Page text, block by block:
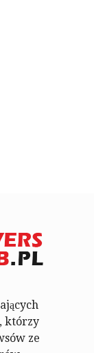
którzy
ze